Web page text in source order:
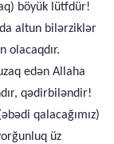
böyük lütfdür!
altun bilərziklər
olacaqdır.
edən Allaha
qədirbiləndir!
qalacağımız)
üz